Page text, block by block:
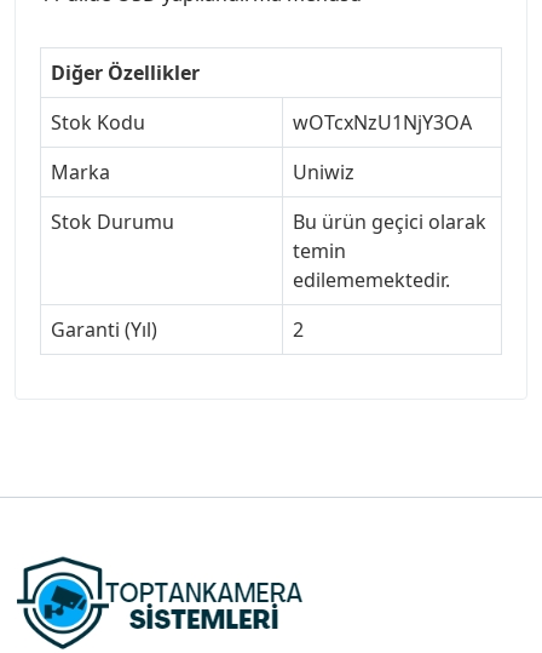
Diğer Özellikler
Stok Kodu
wOTcxNzU1NjY3OA
Marka
Uniwiz
Stok Durumu
Bu ürün geçici olarak
temin
edilememektedir.
Garanti (Yıl)
2